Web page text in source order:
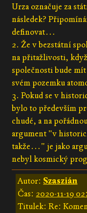
Urza označuje za
následek?
definovat…
2. Že v bezstátní
na přitažlivosti,
společnosti bude
svém pozemku
3. Pokud se v
bylo to především
chudé, a na
argument "v
takže…" je jako
nebyl kosmický
Autor: Szaszián
Čas: 2020-11-19
Titulek: Re: